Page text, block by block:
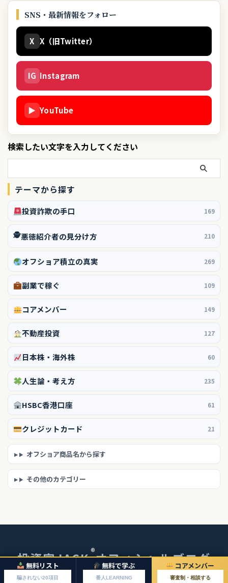
SNS・最新情報をフォロー
X X（旧Twitter）
IG Instagram
▶ YouTube
検索したい文字を入力してください
テーマから探す
投資詐欺の手口 169
🕵️悪徳紹介者の見分け方 210
オフショア積立の真実 269
副業で稼ぐ 109
コアメンバー 149
不動産投資 127
日本株・海外株 60
人生論・考え方 235
HSBC香港口座 61
クレジットカード 21
オフショア商品名から探す
その他のカテゴリー
無料リスト
騙されない20項目
無料で学ぶ
番人LEARNING
コアメンバー
審査制・相談する
投資家JACK®オフィシャルブログ
© 2026 投資家JACKオフィシャルブログ